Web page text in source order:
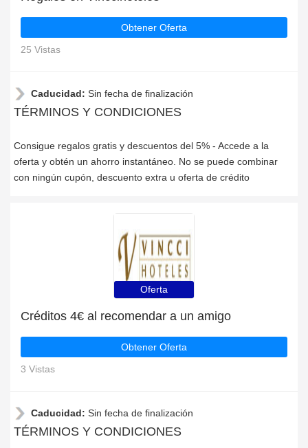
Obtener Oferta
25 Vistas
Caducidad: Sin fecha de finalización
TÉRMINOS Y CONDICIONES
Consigue regalos gratis y descuentos del 5% - Accede a la
oferta y obtén un ahorro instantáneo. No se puede combinar
con ningún cupón, descuento extra u oferta de crédito
Oferta
Créditos 4€ al recomendar a un amigo
Obtener Oferta
3 Vistas
Caducidad: Sin fecha de finalización
TÉRMINOS Y CONDICIONES